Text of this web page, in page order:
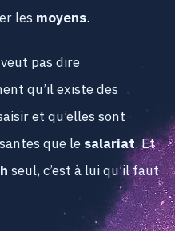
les moyens.
pas dire
qu’il existe des
et qu’elles sont
que lesalariat. Et
seul, c’est à lui qu’il faut